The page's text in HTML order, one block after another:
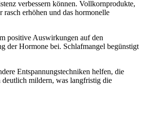
verbessern können. Vollkornprodukte,
erhöhen und das hormonelle
positive Auswirkungen auf den
der Hormone bei. Schlafmangel begünstigt
Entspannungstechniken helfen, die
deutlich mildern, was langfristig die